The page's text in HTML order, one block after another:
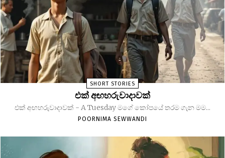
SHORT STORIES
එක් අඟහරුවාදාවක්
එක් අඟහරුවාදාවක් - A Tuesday මගේ කෝපයේ තරම ගැන මම...
POORNIMA SEWWANDI